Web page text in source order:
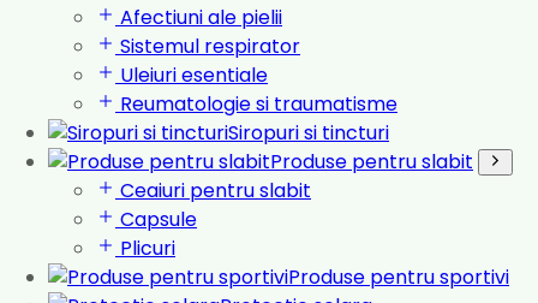
Afectiuni ale pielii
Sistemul respirator
Uleiuri esentiale
Reumatologie si traumatisme
Siropuri si tincturi
Produse pentru slabit
Ceaiuri pentru slabit
Capsule
Plicuri
Produse pentru sportivi